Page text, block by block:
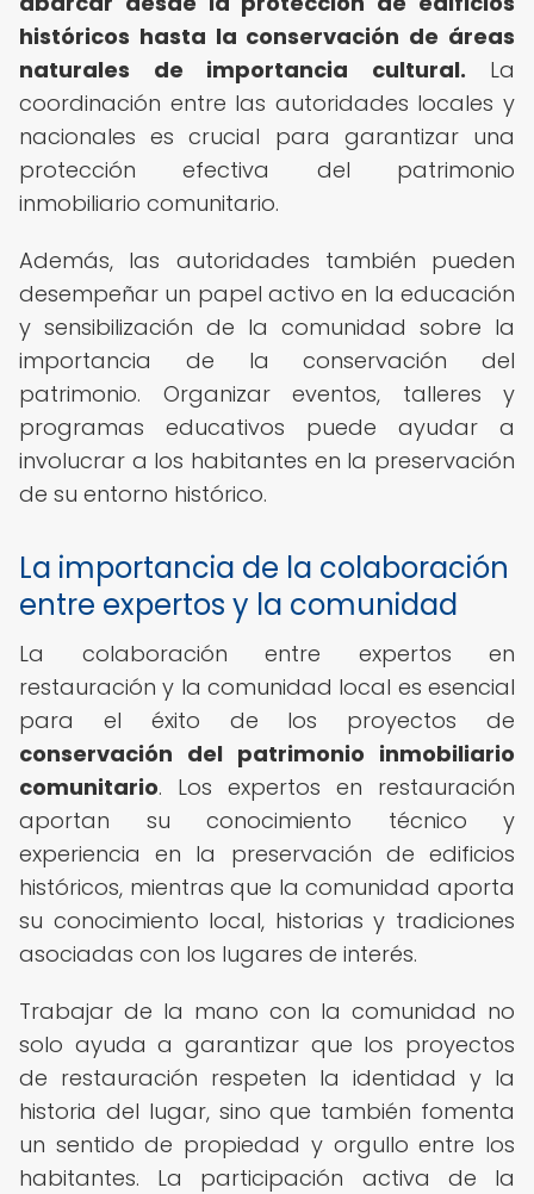
históricos hasta la conservación de áreas
naturales de importancia cultural. La
coordinación entre las autoridades locales y
nacionales es crucial para garantizar una
protección efectiva del patrimonio
inmobiliario comunitario.
Además, las autoridades también pueden
desempeñar un papel activo en la educación
y sensibilización de la comunidad sobre la
importancia de la conservación del
patrimonio. Organizar eventos, talleres y
programas educativos puede ayudar a
involucrar a los habitantes en la preservación
de su entorno histórico.
La importancia de la colaboración
entre expertos y la comunidad
La colaboración entre expertos en
restauración y la comunidad local es esencial
para el éxito de los proyectos de
conservación del patrimonio inmobiliario
comunitario. Los expertos en restauración
aportan su conocimiento técnico y
experiencia en la preservación de edificios
históricos, mientras que la comunidad aporta
su conocimiento local, historias y tradiciones
asociadas con los lugares de interés.
Trabajar de la mano con la comunidad no
solo ayuda a garantizar que los proyectos
de restauración respeten la identidad y la
historia del lugar, sino que también fomenta
un sentido de propiedad y orgullo entre los
habitantes. La participación activa de la